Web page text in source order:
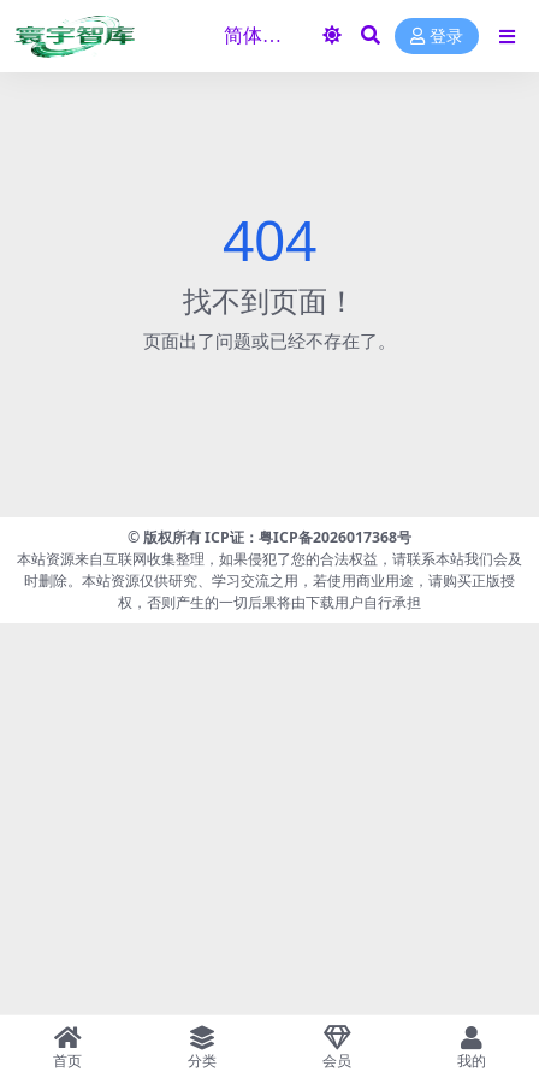
登录
404
找不到页面！
页面出了问题或已经不存在了。
©版权所有 ICP证： 粤ICP备2026017368号
本站资源来自互联网收集整理，如果侵犯了您的合法权益，请联系本站我们会及
时删除。本站资源仅供研究、学习交流之用，若使用商业用途，请购买正版授
权，否则产生的一切后果将由下载用户自行承担
首页 分类 会员 我的